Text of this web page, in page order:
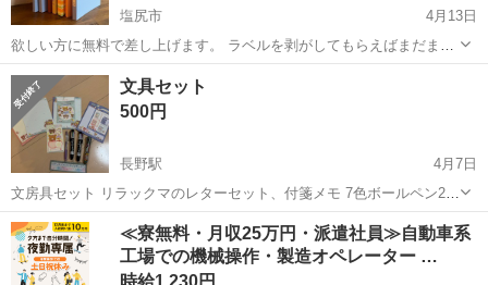
塩尻市
4月13日
欲しい方に無料で差し上げます。 ラベルを剥がしてもらえばまだまだ
使える状態です。 メッセージにて取りに来れる日時をお知らせ下さ
い。 引き取り場所:スギ薬局
長野 塩尻市 手帳
文具セット
500円
長野駅
4月7日
文房具セット リラックマのレターセット、付箋メモ 7色ボールペン2
本、SPY×FAMILYの10色ボールペン、和紙ノート
長野 長野市 長野駅 手帳 文具
≪寮無料・月収25万円・派遣社員≫自動車系
工場での機械操作・製造オペレーター …